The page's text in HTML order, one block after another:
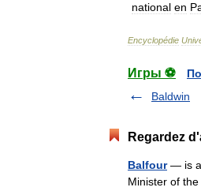
national en
Encyclopédie
Игры ⚽
Baldwin
Regardez
Balfour— is a
Minister of